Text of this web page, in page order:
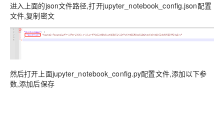
进入上面的json文件路径,打开jupyter_notebook_config.json配置
文件,复制密文
然后打开上面jupyter_notebook_config.py配置文件,添加以下参
数,添加后保存